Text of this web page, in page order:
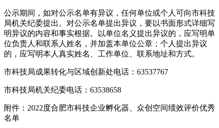
公示期间，如对公示名单有异议，任何单位或个人可向市科技
局机关纪委提出。对公示名单提出异议，要以书面形式详细写
明异议的内容和事实根据。以单位名义提出异议的，应写明单
位负责人和联系人姓名，并加盖本单位公章；个人提出异议
的，应写明本人真实姓名、工作单位、联系地址和方式。
市科技局成果转化与区域创新处电话：63537767
市科技局机关纪委电话：63538658
附件：2022度合肥市科技企业孵化器、众创空间绩效评价优秀
名单